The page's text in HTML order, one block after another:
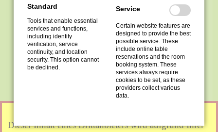
UNSUBSCRIBE FROM
NEWSLETTER
If you no longer wish to receive the newsletter,
you can unsubscribe here:
Dieser Inhalt eines Drittanbieters wird aufgrund Ihrer
Standard
Tools that enable essential
services and functions,
including identity
verification, service
continuity, and location
security. This option cannot
be declined.
Service
Certain website features are
designed to provide the best
possible service. These
include online table
reservations and the room
booking system. These
services always require
cookies to be set, as these
providers collect various
data.